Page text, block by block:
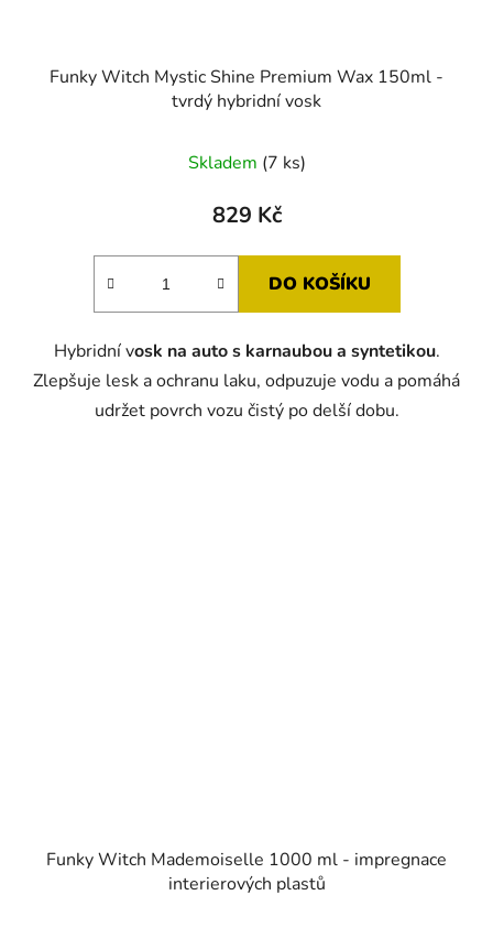
Funky Witch Mystic Shine Premium Wax 150ml -
tvrdý hybridní vosk
Skladem (7 ks)
829 Kč
DO KOŠÍKU
Hybridní vosk na auto s karnaubou a syntetikou.
Zlepšuje lesk a ochranu laku, odpuzuje vodu a pomáhá
udržet povrch vozu čistý po delší dobu.
Funky Witch Mademoiselle 1000 ml - impregnace
interierových plastů